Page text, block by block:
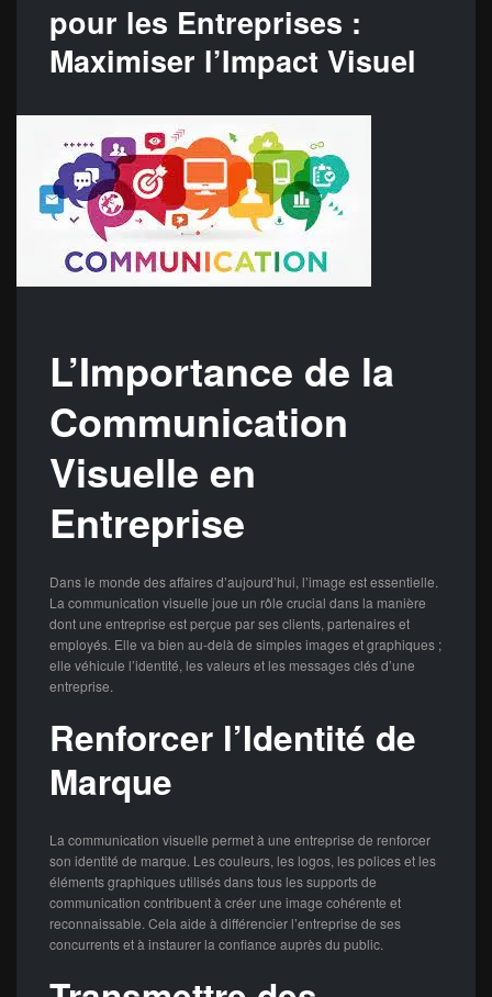
pour les Entreprises :
Maximiser l’Impact Visuel
L’Importance de la
Communication
Visuelle en
Entreprise
Dans le monde des affaires d’aujourd’hui, l’image est essentielle.
La communication visuelle joue un rôle crucial dans la manière
dont une entreprise est perçue par ses clients, partenaires et
employés. Elle va bien au-delà de simples images et graphiques ;
elle véhicule l’identité, les valeurs et les messages clés d’une
entreprise.
Renforcer l’Identité de
Marque
La communication visuelle permet à une entreprise de renforcer
son identité de marque. Les couleurs, les logos, les polices et les
éléments graphiques utilisés dans tous les supports de
communication contribuent à créer une image cohérente et
reconnaissable. Cela aide à différencier l’entreprise de ses
concurrents et à instaurer la confiance auprès du public.